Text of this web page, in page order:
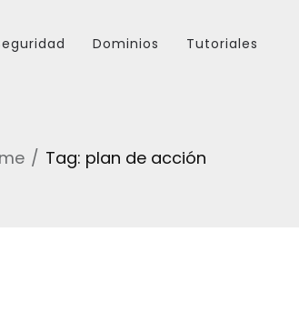
Dominios Tutoriales
Tag: plan de acción